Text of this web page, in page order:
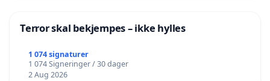
Terror skal bekjempes – ikke hylles
1 074 signaturer
1 074 Signeringer / 30 dager
2 Aug 2026